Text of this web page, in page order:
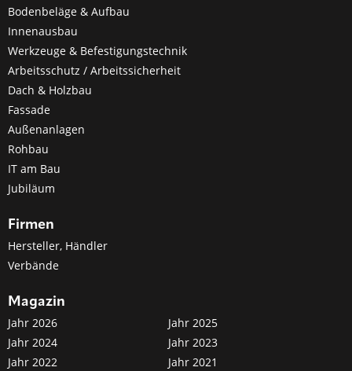
Bodenbeläge & Aufbau
Innenausbau
Werkzeuge & Befestigungstechnik
Arbeitsschutz / Arbeitssicherheit
Dach & Holzbau
Fassade
Außenanlagen
Rohbau
IT am Bau
Jubiläum
Firmen
Hersteller, Händler
Verbände
Magazin
Jahr 2026
Jahr 2025
Jahr 2024
Jahr 2023
Jahr 2022
Jahr 2021